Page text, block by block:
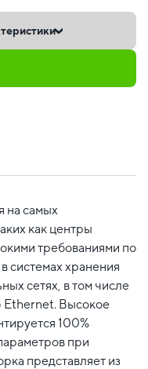
на самых
как центры
требованиями по
системах хранения
сетях, в том числе
Ethernet. Высокое
100%
при
представляет из